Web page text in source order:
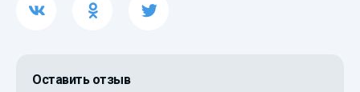
Оставить отзыв